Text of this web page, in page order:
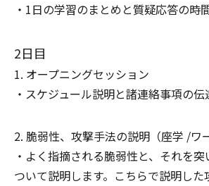
1日の学習のまとめと質疑応答の時
2日目
オープニングセッション
スケジュール説明と諸連絡事項の伝
脆弱性、攻撃手法の説明（座学 /ワ
よく指摘される脆弱性と、それを
ついて説明します。こちらで説明し